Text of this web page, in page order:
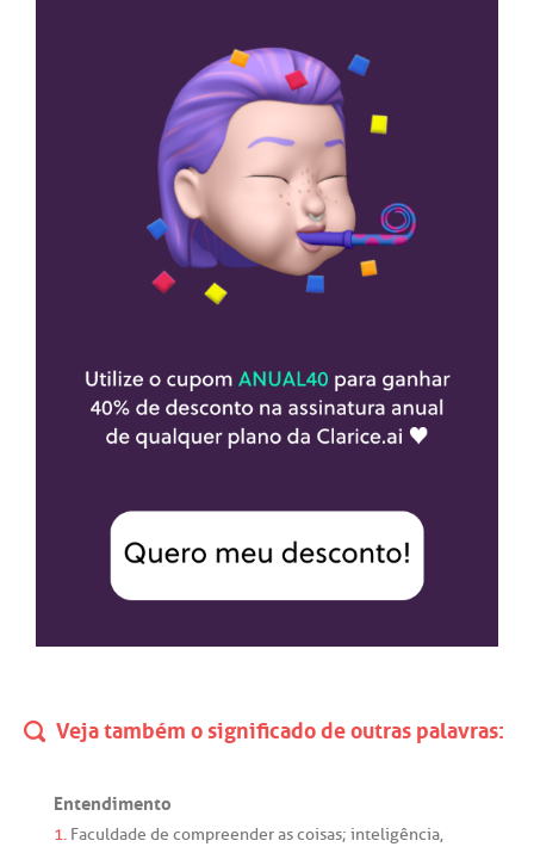
Veja também o significado de outras palavras:
Entendimento
1. Faculdade de compreenderascoisas; inteligência,